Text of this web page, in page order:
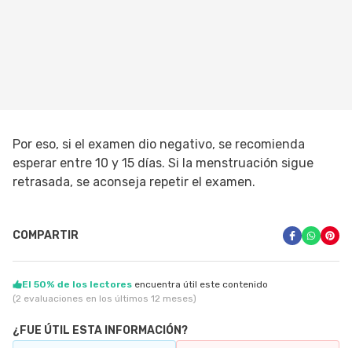
Por eso, si el examen dio negativo, se recomienda
esperar entre 10 y 15 días. Si la menstruación sigue
retrasada, se aconseja repetir el examen.
COMPARTIR
El 50% de los lectores encuentra útil este contenido
(2 evaluaciones en los últimos 12 meses)
¿FUE ÚTIL ESTA INFORMACIÓN?